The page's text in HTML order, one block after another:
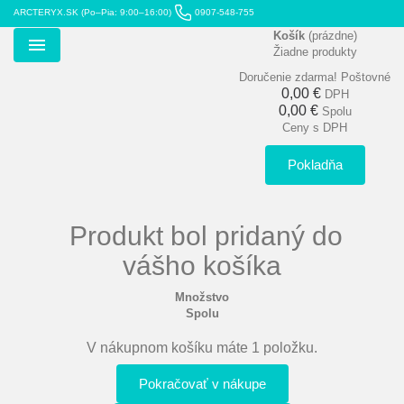
ARCTERYX.SK (Po–Pia: 9:00–16:00) 0907-548-755
Menu
Košík (prázdne)
Žiadne produkty
Doručenie zdarma! Poštovné
0,00 € DPH
0,00 € Spolu
Ceny s DPH
Pokladňa
Produkt bol pridaný do
vášho košíka
Množstvo
Spolu
V nákupnom košíku máte 1 položku.
Pokračovať v nákupe